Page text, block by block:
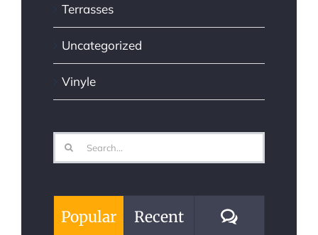
Terrasses
Uncategorized
Vinyle
Search
for:
Popular Recent Comments